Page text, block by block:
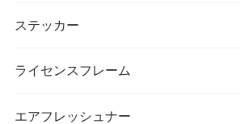
ステッカー
ライセンスフレーム
エアフレッシュナー